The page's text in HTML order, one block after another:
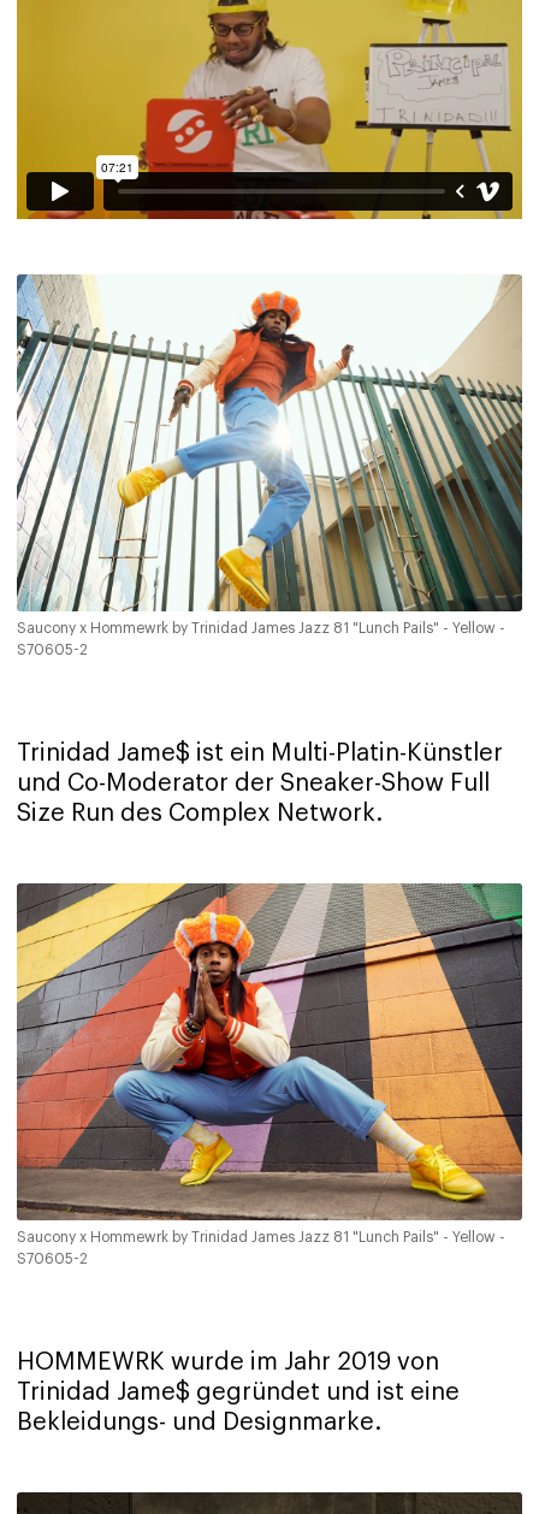
Saucony x Hommewrk by Trinidad James Jazz 81 "Lunch Pails" - Yellow -
S70605-2
Trinidad Jame$ ist ein Multi-Platin-Künstler
und Co-Moderator der Sneaker-Show Full
Size Run des Complex Network.
Saucony x Hommewrk by Trinidad James Jazz 81 "Lunch Pails" - Yellow -
S70605-2
HOMMEWRK wurde im Jahr 2019 von
Trinidad Jame$ gegründet und ist eine
Bekleidungs- und Designmarke.